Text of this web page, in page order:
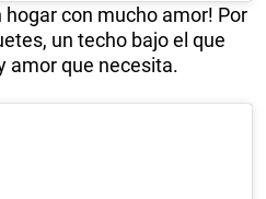
hogar con mucho amor! Por
un techo bajo el que
amor que necesita.